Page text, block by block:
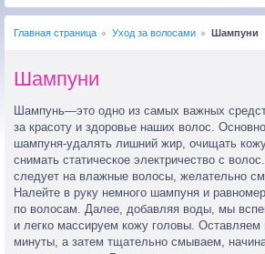
Главная страница Уход за волосами Шампуни
Шампуни
Шампунь—это одно из самых важных
за красоту и здоровье наших волос.
шампуня-удалять лишний жир, очищать
снимать статическое электричество с
следует на влажные волосы, желательно
Налейте в руку немного шампуня и
по волосам. Далее, добавляя воды, мы
и легко массируем кожу головы.
минуты, а затем тщательно смываем,